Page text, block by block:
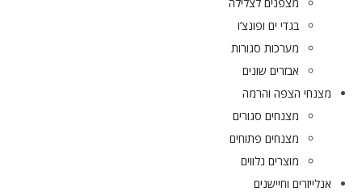
בגדי ים ופונצ’ו
מערכות סגורות
אבזרים שונים
מצנחי הצפה והרמה
מצנחים סגורים
מצנחים פתוחים
מוצרים נלווים
אנלייזרים וחיישנים